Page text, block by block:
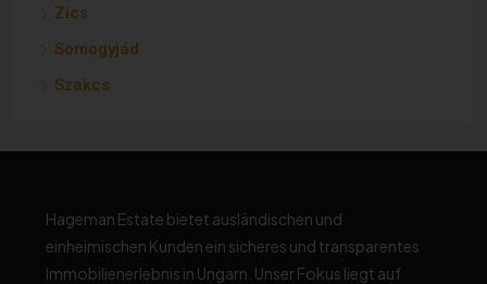
Zics
Somogyjád
Szakcs
Hageman Estate bietet ausländischen und
einheimischen Kunden ein sicheres und transparentes
Immobilienerlebnis in Ungarn. Unser Fokus liegt auf